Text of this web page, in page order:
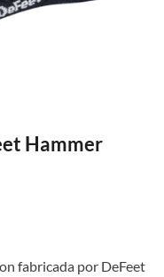
Hammer
fabricada por DeFeet